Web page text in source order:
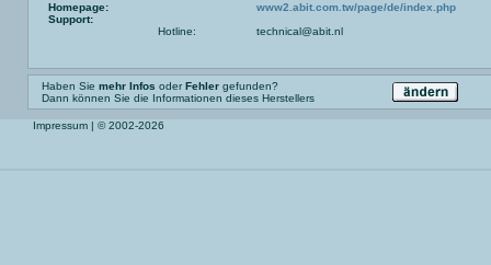
Homepage:
www2.abit.com.tw/page/de/index.php
Support:
Hotline:
technical@abit.nl
Haben Sie mehr Infos oderFehler gefunden?
Dann können Sie die Informationen dieses Herstellers
Impressum | © 2002-2026